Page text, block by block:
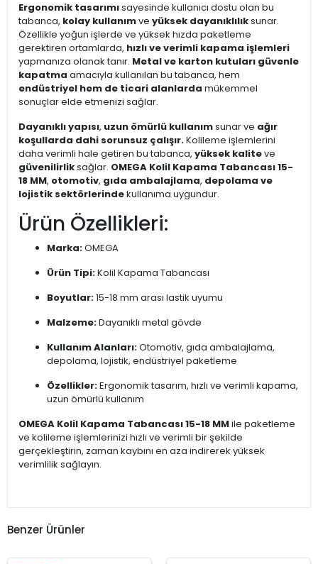
Ergonomik tasarımısayesinde kullanıcı dostu olan bu
tabanca, kolay kullanımve yüksek dayanıklılıksunar.
Özellikle yoğun işlerde ve yüksek hızda paketleme
gerektiren ortamlarda, hızlı ve verimli kapama işlemleri
yapmanıza olanak tanır. Metal ve karton kutuları güvenle
kapatma amacıyla kullanılan bu tabanca, hem
endüstriyel hem de ticari alanlarda mükemmel
sonuçlar elde etmenizi sağlar.
Dayanıklı yapısı, uzun ömürlü kullanımsunar ve ağır
koşullarda dahi sorunsuz çalışır.Kolileme işlemlerini
daha verimli hale getiren bu tabanca, yüksek kaliteve
güvenilirliksağlar. OMEGA Kolil Kapama Tabancası 15-
18 MM, otomotiv, gıda ambalajlama, depolama ve
lojistik sektörlerindekullanıma uygundur.
Ürün Özellikleri:
Marka:OMEGA
Ürün Tipi:Kolil Kapama Tabancası
Boyutlar:15-18 mm arası lastik uyumu
Malzeme:Dayanıklı metal gövde
Kullanım Alanları:Otomotiv, gıda ambalajlama,
depolama, lojistik, endüstriyel paketleme
Özellikler:Ergonomik tasarım, hızlı ve verimli kapama,
uzun ömürlü kullanım
OMEGA Kolil Kapama Tabancası 15-18 MMile paketleme
ve kolileme işlemlerinizi hızlı ve verimli bir şekilde
gerçekleştirin, zaman kaybını en aza indirerek yüksek
verimlilik sağlayın.
Benzer Ürünler